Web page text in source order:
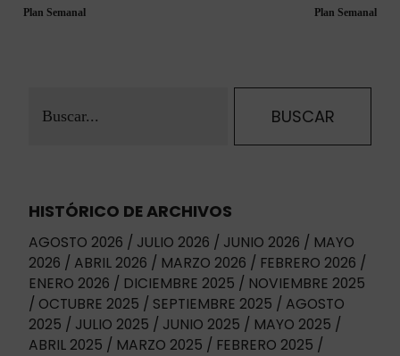
Plan Semanal
Plan Semanal
HISTÓRICO DE ARCHIVOS
AGOSTO 2026 JULIO 2026 JUNIO 2026
MAYO
2026
ABRIL 2026 MARZO 2026
FEBRERO 2026
ENERO 2026
DICIEMBRE 2025
NOVIEMBRE 2025
OCTUBRE 2025
SEPTIEMBRE 2025
AGOSTO
2025
JULIO 2025 JUNIO 2025
MAYO 2025
ABRIL 2025
MARZO 2025
FEBRERO 2025